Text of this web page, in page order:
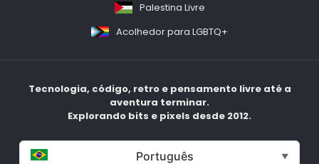
Palestina Livre
Acolhedor para LGBTQ+
Tecnologia, código, retro e pensamento livre até a
aventura terminar.
Explorando bits e pixels desde 2012.
Português ▼